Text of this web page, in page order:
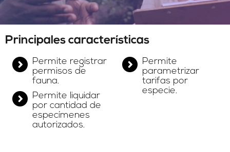
Principales características
Permite registrar
permisos de
fauna.
Permite liquidar
por cantidad de
especímenes
autorizados.
Permite
parametrizar
tarifas por
especie.